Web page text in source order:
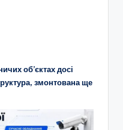
об’єктах досі
змонтована ще